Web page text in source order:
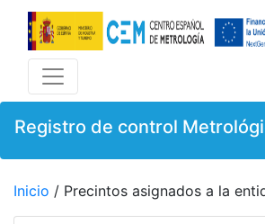
Registro de control
Inicio / Precintos asignados a la